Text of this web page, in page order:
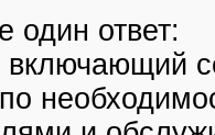
один ответ:
включающий